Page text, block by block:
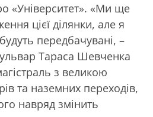
«Університет». «Ми ще
цієї ділянки, але я
передбачувані, –
Тараса Шевченка
з великою
та наземних переходів,
навряд змінить